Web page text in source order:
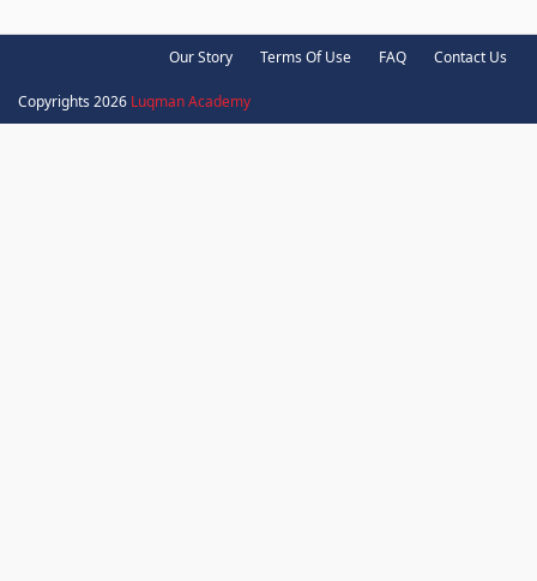
Our Story Terms Of Use FAQ Contact Us
Copyrights 2026 Luqman Academy